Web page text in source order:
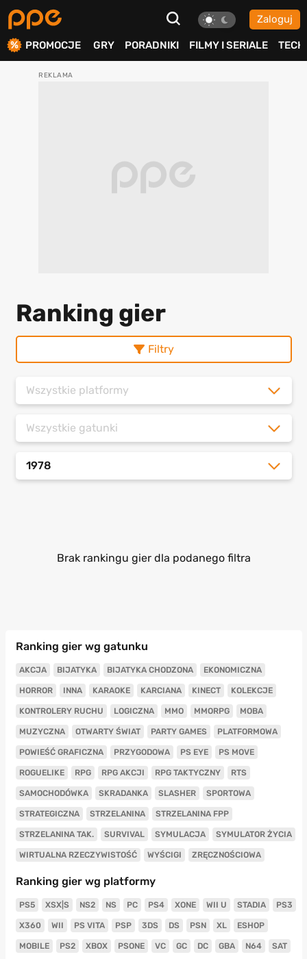
Zaloguj
PROMOCJE GRY PORADNIKI FILMY I SERIALE TECH
Ranking gier
Filtry
Wszystkie platformy
Wszystkie gatunki
1978
Brak rankingu gier dla podanego filtra
Ranking gier wg gatunku
AKCJA BIJATYKA BIJATYKA CHODZONA EKONOMICZNA
HORROR INNA KARAOKE KARCIANA KINECT KOLEKCJE
KONTROLERY RUCHU LOGICZNA MMO MMORPG MOBA
MUZYCZNA OTWARTY ŚWIAT PARTY GAMES PLATFORMOWA
POWIEŚĆ GRAFICZNA PRZYGODOWA PS EYE PS MOVE
ROGUELIKE RPG RPG AKCJI RPG TAKTYCZNY RTS
SAMOCHODÓWKA SKRADANKA SLASHER SPORTOWA
STRATEGICZNA STRZELANINA STRZELANINA FPP
STRZELANINA TAK. SURVIVAL SYMULACJA SYMULATOR ŻYCIA
WIRTUALNA RZECZYWISTOŚĆ WYŚCIGI ZRĘCZNOŚCIOWA
Ranking gier wg platformy
PS5 XSX|S NS2 NS PC PS4 XONE WII U STADIA PS3
X360 WII PS VITA PSP 3DS DS PSN XL ESHOP
MOBILE PS2 XBOX PSONE VC GC DC GBA N64 SAT